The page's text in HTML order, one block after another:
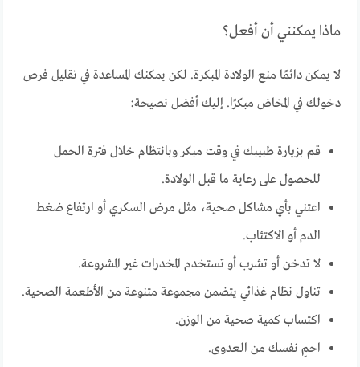
ماذا يمكنني أن أفعل؟
لا يمكن دائمًا منع الولادة المبكرة. لكن يمكنك المساعدة في تقليل فرص
دخولك في المخاض مبكرًا. إليك أفضل نصيحة:
قم بزيارة طبيبك في وقت مبكر وبانتظام خلال فترة الحمل
للحصول على رعاية ما قبل الولادة.
اعتني بأي مشاكل صحية، مثل مرض السكري أو ارتفاع ضغط
الدم أو الاكتئاب.
لا تدخن أو تشرب أو تستخدم المخدرات غير المشروعة.
تناول نظام غذائي يتضمن مجموعة متنوعة من الأطعمة الصحية.
اكتساب كمية صحية من الوزن.
احمِ نفسك من العدوى.